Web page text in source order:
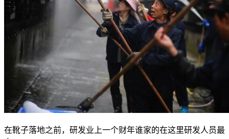
在靴子落地之前，研发业上一个财年谁家的在这里研发人员最